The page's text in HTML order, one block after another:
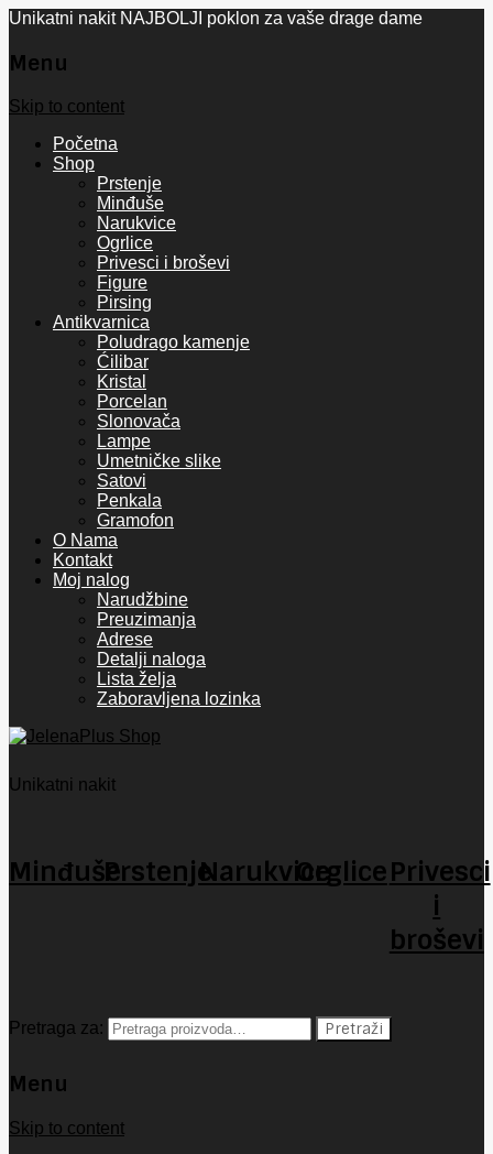
Unikatni nakit NAJBOLJI poklon za vaše drage dame
Menu
Skip to content
Početna
Shop
Prstenje
Minđuše
Narukvice
Ogrlice
Privesci i broševi
Figure
Pirsing
Antikvarnica
Poludrago kamenje
Ćilibar
Kristal
Porcelan
Slonovača
Lampe
Umetničke slike
Satovi
Penkala
Gramofon
O Nama
Kontakt
Moj nalog
Narudžbine
Preuzimanja
Adrese
Detalji naloga
Lista želja
Zaboravljena lozinka
Unikatni nakit
MinđušePrstenjeNarukviceOrglicePrivesci
i
broševi
Pretraga za: Pretraži
Menu
Skip to content